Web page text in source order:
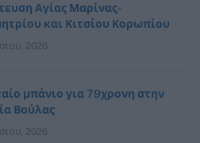
Αγίας Μαρίνας-
και Κιτσίου Κορωπίου
2026
μπάνιο για 79χρονη στην
Βούλας
2026